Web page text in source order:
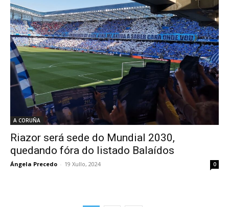
A CORUÑA
Riazor será sede do Mundial 2030,
quedando fóra do listado Balaídos
Ángela Precedo - 19 Xullo, 2024 0